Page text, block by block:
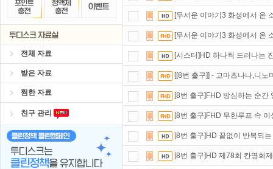
전체 자료
받은 자료
찜한 자료
친구 관리
[무서운 이야기3 화성에서 온
[무서운 이야기3 화성에서 온
[시스터]HD 하나씩 드러나는
[[8번 출구]] - 고마츠나나,니노
[8번 출구]FHD 방심하는 순간
[8번 출구]FHD 무한루프 속
[8번 출구]HD 끝없이 반복되
[8번 출구]HD 제78회 칸영화